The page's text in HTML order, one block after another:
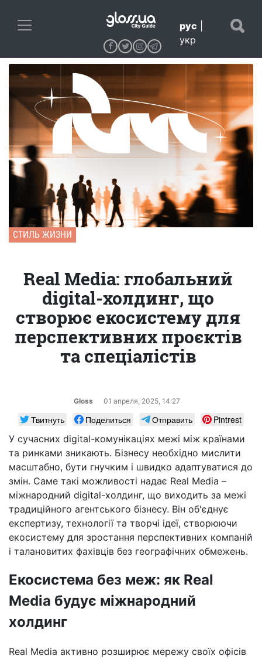
рус
укр
СТИЛЬ ЖИЗНИ
Real Media: глобальний
digital-холдинг, що
створює екосистему для
перспективних проєктів
та спеціалістів
Gloss 01 апреля, 2025, 14:27
Твитнуть Поделиться Отправить
Pintrest
У сучасних digital-комунікаціях межі між країнами
та ринками зникають. Бізнесу необхідно мислити
масштабно, бути гнучким і швидко адаптуватися до
змін. Саме такі можливості надає Real Media –
міжнародний digital-холдинг, що виходить за межі
традиційного агентського бізнесу. Він об'єднує
експертизу, технології та творчі ідеї, створюючи
екосистему для зростання перспективних компаній
і талановитих фахівців без географічних обмежень.
Екосистема без меж: як Real
Media будує міжнародний
холдинг
Real Media активно розширює мережу своїх офісів